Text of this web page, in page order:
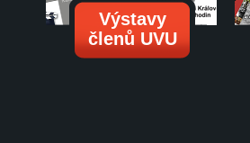
Výstavy
členů UVU